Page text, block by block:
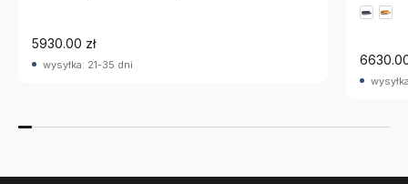
5930.00 zł
wysyłka: 21-35 dni